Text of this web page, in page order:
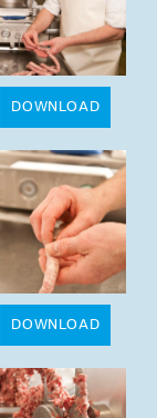
DOWNLOAD
DOWNLOAD